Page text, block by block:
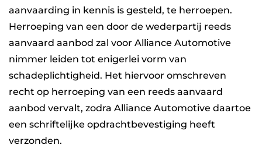
aanvaarding in kennis is gesteld, te herroepen.
Herroeping van een door de wederpartij reeds
aanvaard aanbod zal voor Alliance Automotive
nimmer leiden tot enigerlei vorm van
schadeplichtigheid. Het hiervoor omschreven
recht op herroeping van een reeds aanvaard
aanbod vervalt, zodra Alliance Automotive daartoe
een schriftelijke opdrachtbevestiging heeft
verzonden.